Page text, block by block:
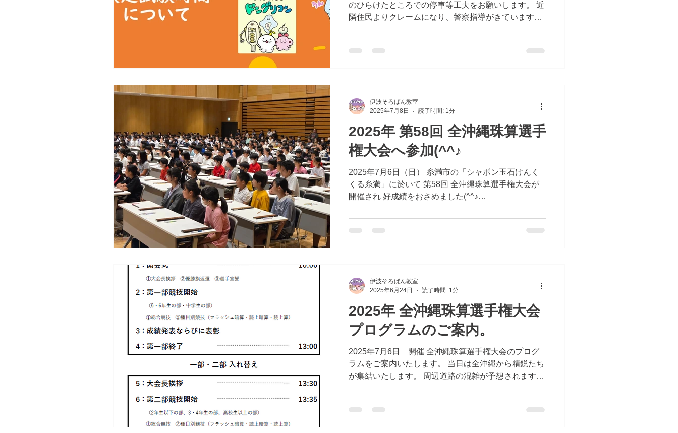
のひらけたところでの停車等工夫をお願いします。 近
隣住民よりクレームになり、警察指導がきています。
以下の点をお子様とご確認お願いいたします。...
2025年 第58回 全沖縄珠算選手
権大会へ参加(^^♪
2025年7月6日（日） 糸満市の「シャボン玉石けんく
くる糸満」に於いて 第58回 全沖縄珠算選手権大会が
開催され 好成績をおさめました(^^♪
国どこからでも通える！ #オンラインスクール...
伊波そろばん教室
2025年7月8日
読了時間: 1分
2025年 全沖縄珠算選手権大会
プログラムのご案内。
2025年7月6日 開催 全沖縄珠算選手権大会のプログ
ラムをご案内いたします。 当日は全沖縄から精鋭たち
が集結いたします。 周辺道路の混雑が予想されますの
します。
伊波そろばん教室
2025年6月24日
読了時間: 1分